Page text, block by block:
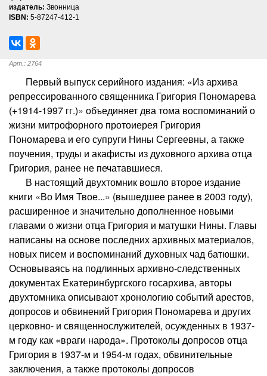
издатель: Звонница
ISBN: 5-87247-412-1
Арт.: 2764
Первый выпуск серийного издания: «Из архива
репрессированного священника Григория Пономарева
(+1914-1997 гг.)» объединяет два тома воспоминаний о
жизни митрофорного протоиерея Григория
Пономарева и его супруги Нины Сергеевны, а также
поучения, труды и акафисты из духовного архива отца
Григория, ранее не печатавшиеся.
В настоящий двухтомник вошло второе издание
книги «Во Имя Твое...» (вышедшее ранее в 2003 году),
расширенное и значительно дополненное новыми
главами о жизни отца Григория и матушки Нины. Главы
написаны на основе последних архивных материалов,
новых писем и воспоминаний духовных чад батюшки.
Основываясь на подлинных архивно-следственных
документах Екатеринбургского госархива, авторы
двухтомника описывают хронологию событий арестов,
допросов и обвинений Григория Пономарева и других
церковно- и священнослужителей, осужденных в 1937-
м году как «враги народа». Протоколы допросов отца
Григория в 1937-м и 1954-м годах, обвинительные
заключения, а также протоколы допросов